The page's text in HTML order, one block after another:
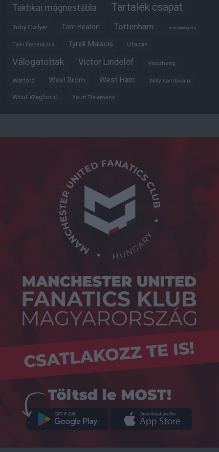
Taktikai mágnestábla Tartalék csapat
Toby Collyer Tom Heaton Tottenham Trófeabibliográfia
Tyler Fredericson Tyrell Malacia Utazás
Válogatottak Victor Lindelöf Visszhang
Watford West Brom West Ham Willy Kambwala
Wout Weghorst Youri Tielemans